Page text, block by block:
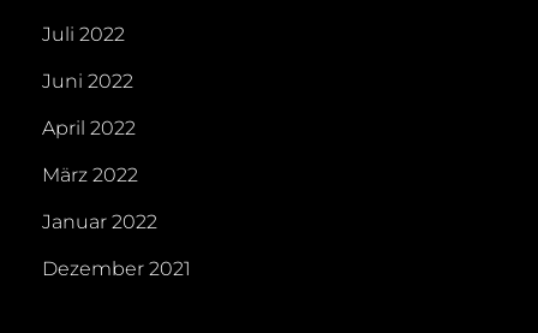
Juli 2022
Juni 2022
April 2022
März 2022
Januar 2022
Dezember 2021